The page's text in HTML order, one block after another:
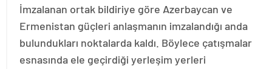
İmzalanan ortak bildiriye göre Azerbaycan ve
Ermenistan güçleri anlaşmanın imzalandığı anda
bulundukları noktalarda kaldı. Böylece çatışmalar
esnasında ele geçirdiği yerleşim yerleri